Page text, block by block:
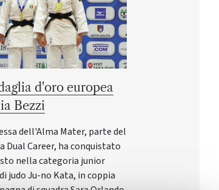
d'oro europea
Bezzi
dell'Alma Mater, parte del
Dual Career, ha conquistato
nella categoria junior
judo Ju-no Kata, in coppia